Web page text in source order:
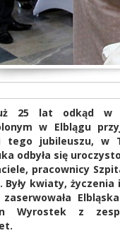
25 lat odkąd w
w Elblągu
tego jubileuszu, w
odbyła się
pracownicy
Były kwiaty,
Wyrostek z